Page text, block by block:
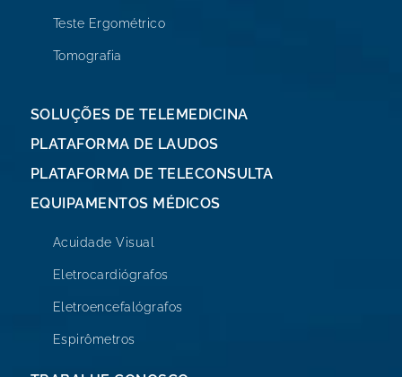
Teste Ergométrico
Tomografia
SOLUÇÕES DE TELEMEDICINA
PLATAFORMA DE LAUDOS
PLATAFORMA DE TELECONSULTA
EQUIPAMENTOS MÉDICOS
Acuidade Visual
Eletrocardiógrafos
Eletroencefalógrafos
Espirômetros